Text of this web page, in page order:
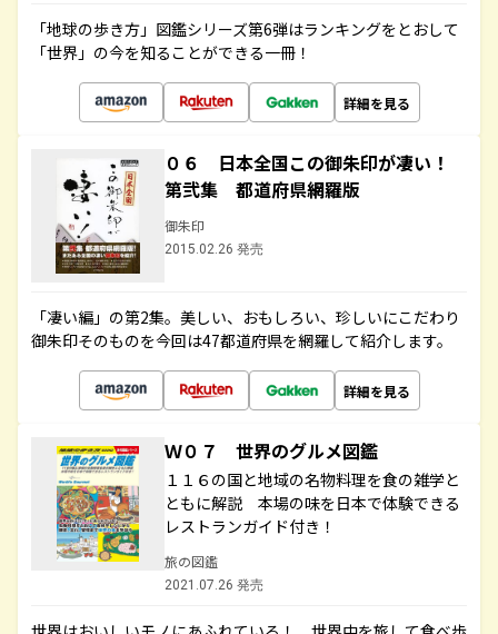
「地球の歩き方」図鑑シリーズ第6弾はランキングをとおして
「世界」の今を知ることができる一冊！
詳細を見る
０６ 日本全国この御朱印が凄い！
第弐集 都道府県網羅版
御朱印
2015.02.26 発売
「凄い編」の第2集。美しい、おもしろい、珍しいにこだわり
御朱印そのものを今回は47都道府県を網羅して紹介します。
詳細を見る
Ｗ０７ 世界のグルメ図鑑
１１６の国と地域の名物料理を食の雑学と
ともに解説 本場の味を日本で体験できる
レストランガイド付き！
旅の図鑑
2021.07.26 発売